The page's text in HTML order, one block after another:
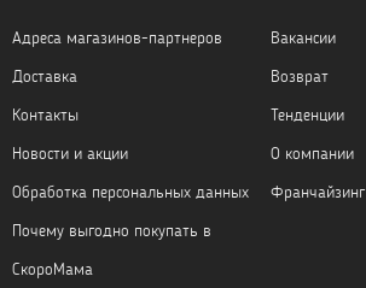
Адреса магазинов-партнеров
Вакансии
Доставка
Возврат
Контакты
Тенденции
Новости и акции
О компании
Обработка персональных данных
Франчайзинг
Почему выгодно покупать в
СкороМама